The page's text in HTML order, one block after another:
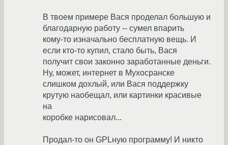
В твоем примере Вася проделал большую и
благодарную работу -- сумел впарить
кому-то изначально бесплатную вещь. И
если кто-то купил, стало быть, Вася
получит свои законно заработанные деньги.
Ну, может, интернет в Мухосранске
слишком дохлый, или Вася поддержку
крутую наобещал, или картинки красивые
на
коробке нарисовал...
Продал-то он GPLную программу! И никто